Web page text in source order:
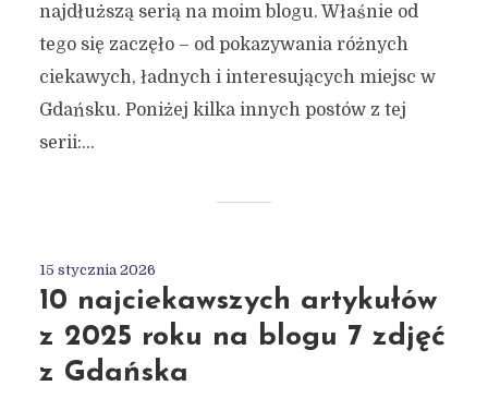
najdłuższą serią na moim blogu. Właśnie od
tego się zaczęło – od pokazywania różnych
ciekawych, ładnych i interesujących miejsc w
Gdańsku. Poniżej kilka innych postów z tej
serii:...
15 stycznia 2026
10 najciekawszych artykułów
z 2025 roku na blogu 7 zdjęć
z Gdańska